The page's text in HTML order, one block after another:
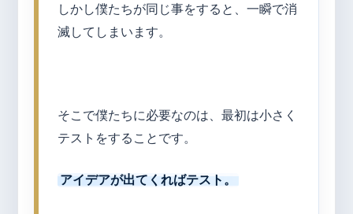
しかし僕たちが同じ事をすると、一瞬で消
滅してしまいます。
そこで僕たちに必要なのは、最初は小さく
テストをすることです。
アイデアが出てくればテスト。